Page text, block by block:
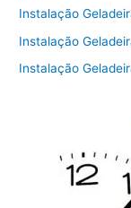
Instalação
Instalação
Instalação